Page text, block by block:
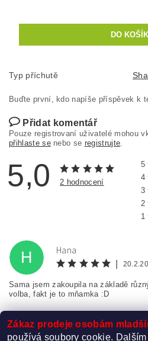
Typ příchutě
Buďte první, kdo napíše příspěvek k
Přidat komentář
Pouze registrovaní uživatelé mohou
přihlaste senebo se registrujte
5,0 2 hodnocení
5
4
3
2
1
H Hana
Sama jsem zakoupila na základě
volba, fakt je to mňamka :D
Zákaz prodeje osobám
používá soubory cookie.